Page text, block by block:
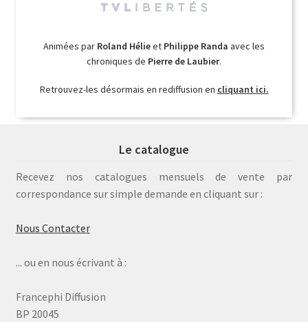
Animées par Roland Hélieet Philippe Randa avec les
chroniques de Pierre de Laubier.
Retrouvez-les désormais en rediffusion en cliquant ici.
Le catalogue
Recevez nos catalogues mensuels de vente par
correspondance sur simple demande en cliquant sur :
Nous Contacter
... ou en nous écrivant à :
Francephi Diffusion
BP 20045